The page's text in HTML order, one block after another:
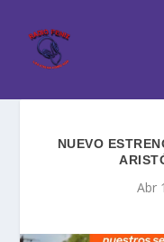
NUEVO
Abr